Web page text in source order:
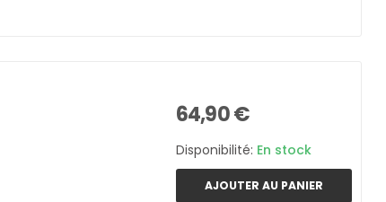
64,90 €
Disponibilité: En stock
AJOUTER AU PANIER